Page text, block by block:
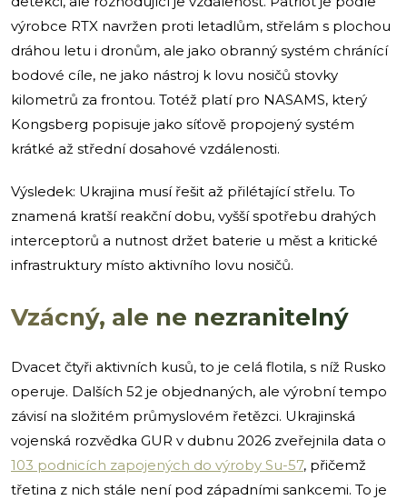
výrobce RTX navržen proti letadlům, střelám s plochou
dráhou letu i dronům, ale jako obranný systém chránící
bodové cíle, ne jako nástroj k lovu nosičů stovky
kilometrů za frontou. Totéž platí pro NASAMS, který
Kongsberg popisuje jako síťově propojený systém
krátké až střední dosahové vzdálenosti.
Výsledek: Ukrajina musí řešit až přilétající střelu. To
znamená kratší reakční dobu, vyšší spotřebu drahých
interceptorů a nutnost držet baterie u měst a kritické
infrastruktury místo aktivního lovu nosičů.
Vzácný, ale ne nezranitelný
Dvacet čtyři aktivních kusů, to je celá flotila, s níž Rusko
operuje. Dalších 52 je objednaných, ale výrobní tempo
závisí na složitém průmyslovém řetězci. Ukrajinská
vojenská rozvědka GUR v dubnu 2026 zveřejnila data o
103 podnicích zapojených do výroby Su-57, přičemž
třetina z nich stále není pod západními sankcemi. To je